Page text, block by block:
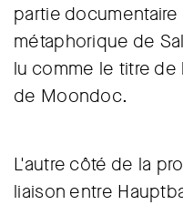
partie
métaphorique de
lu comme le titre
de Moondoc.
L'autre côté de la
liaison entre